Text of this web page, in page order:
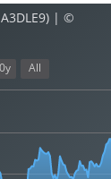
A3DLE9) | ©
All